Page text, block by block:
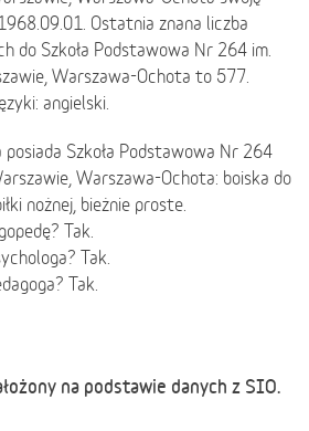
Ostatnia znana liczba
do Szkoła Podstawowa Nr 264 im.
Warszawa-Ochota to 577.
angielski.
Szkoła Podstawowa Nr 264
Warszawa-Ochota: boiska do
nożnej, bieżnie proste.
Tak.
Tak.
Tak.
na podstawie danych z SIO.